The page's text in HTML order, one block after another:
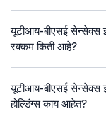
यूटीआय-बीएसई सेन्सेक्स
रक्कम किती आहे?
यूटीआय-बीएसई सेन्सेक्स
होल्डिंग्स काय आहेत?